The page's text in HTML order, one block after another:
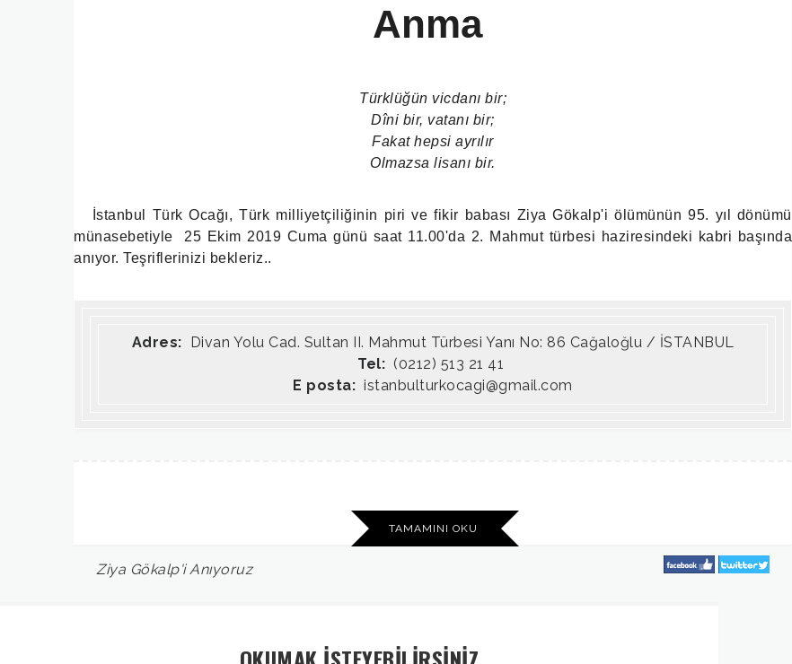
Anma
Türklüğün vicdanı bir;
Dîni bir, vatanı bir;
Fakat hepsi ayrılır
Olmazsa lisanı bir.
İstanbul Türk Ocağı, Türk milliyetçiliğinin piri ve fikir babası Ziya Gökalp'i ölümünün 95. yıl dönümü
münasebetiyle 25 Ekim 2019 Cuma günü saat 11.00'da 2. Mahmut türbesi haziresindeki kabri başında
anıyor. Teşriflerinizi bekleriz..
Adres: Divan Yolu Cad. Sultan II. Mahmut Türbesi Yanı No: 86 Cağaloğlu / İSTANBUL
Tel: (0212) 513 21 41
E posta: istanbulturkocagi@gmail.com
TAMAMINI OKU
Ziya Gökalp'i Anıyoruz